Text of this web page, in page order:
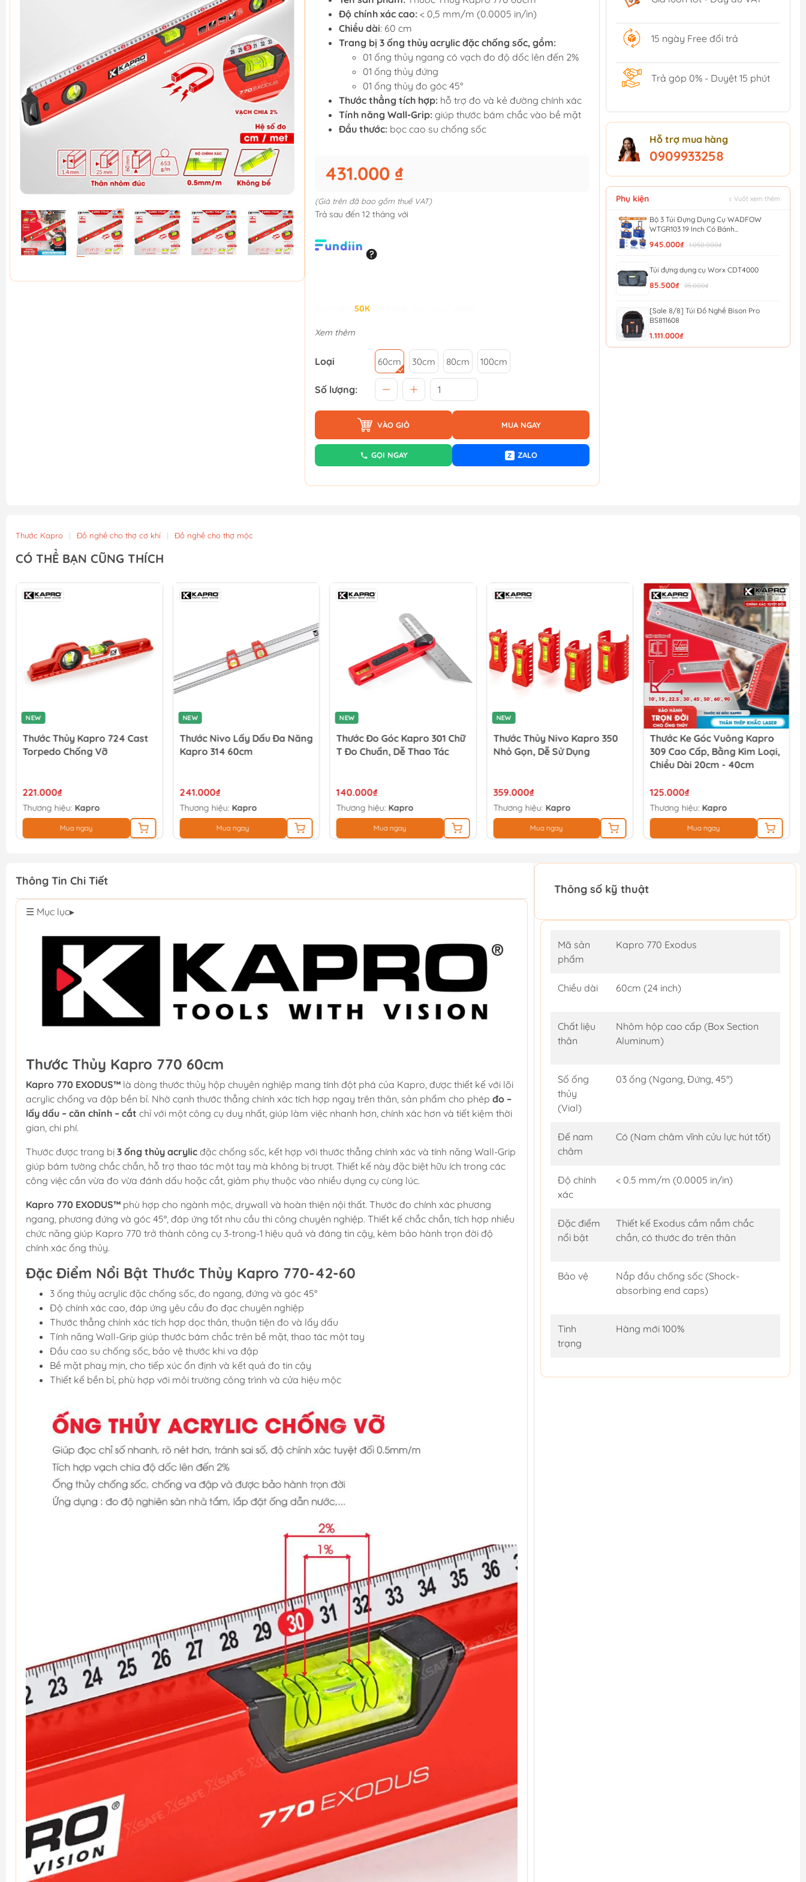
Độ chính xác cao: < 0,5 mm/m (0.0005 in/in)
Chiều dài: 60 cm
Trang bị 3 ống thủy acrylic đặc chống sốc, gồm:
01 ống thủy ngang có vạch đo độ dốc lên đến 2%
01 ống thủy đứng
01 ống thủy đo góc 45°
Thước thẳng tích hợp: hỗ trợ đo và kẻ đường chính xác
Tính năng Wall-Grip: giúp thước bám chắc vào bề mặt
Đầu thước: bọc cao su chống sốc
431.000 ₫
(Giá trên đã bao gồm thuế VAT)
Trả sau đến 12 tháng với
50K
Xem thêm
Loại 60cm 30cm 80cm 100cm
Số lượng:
VÀO GIỎ MUA NGAY
GỌI NGAY Z ZALO
15 ngày Free đổi trả
Trả góp 0% - Duyệt 15 phút
Hỗ trợ mua hàng
0909933258
Phụ kiện ↕ Vuốt xem thêm
Bộ 3 Túi Đựng Dụng Cụ WADFOW
WTGR103 19 Inch Có Bánh...
945.000₫ 1.050.000₫
Túi đựng dụng cụ Worx CDT4000
85.500₫ 95.000₫
[Sale 8/8] Túi Đồ Nghề Bison Pro
BS811608
1.111.000₫
Thước Kapro | Đồ nghề cho thợ cơ khí | Đồ nghề cho thợ mộc
CÓ THỂ BẠN CŨNG THÍCH
NEW
Thước Thủy Kapro 724 Cast
Torpedo Chống Vỡ
221.000₫
Thương hiệu: Kapro
Mua ngay
NEW
Thước Nivo Lấy Dấu Đa Năng
Kapro 314 60cm
241.000₫
Thương hiệu: Kapro
Mua ngay
NEW
Thước Đo Góc Kapro 301 Chữ
T Đo Chuẩn, Dễ Thao Tác
140.000₫
Thương hiệu: Kapro
Mua ngay
NEW
Thước Thủy Nivo Kapro 350
Nhỏ Gọn, Dễ Sử Dụng
359.000₫
Thương hiệu: Kapro
Mua ngay
Thước Ke Góc Vuông Kapro
309 Cao Cấp, Bằng Kim Loại,
Chiều Dài 20cm - 40cm
125.000₫
Thương hiệu: Kapro
Mua ngay
Thông Tin Chi Tiết
☰ Mục lục▸
Thước Thủy Kapro 770 60cm
Kapro 770 EXODUS™ là dòng thước thủy hộp chuyên nghiệp mang tính đột phá của Kapro, được thiết kế với lõi
acrylic chống va đập bền bỉ. Nhờ cạnh thước thẳng chính xác tích hợp ngay trên thân, sản phẩm cho phép đo –
lấy dấu – căn chỉnh – cắt chỉ với một công cụ duy nhất, giúp làm việc nhanh hơn, chính xác hơn và tiết kiệm thời
gian, chi phí.
Thước được trang bị 3 ống thủy acrylic đặc chống sốc, kết hợp với thước thẳng chính xác và tính năng Wall-Grip
giúp bám tường chắc chắn, hỗ trợ thao tác một tay mà không bị trượt. Thiết kế này đặc biệt hữu ích trong các
công việc cần vừa đo vừa đánh dấu hoặc cắt, giảm phụ thuộc vào nhiều dụng cụ cùng lúc.
Kapro 770 EXODUS™ phù hợp cho ngành mộc, drywall và hoàn thiện nội thất. Thước đo chính xác phương
ngang, phương đứng và góc 45°, đáp ứng tốt nhu cầu thi công chuyên nghiệp. Thiết kế chắc chắn, tích hợp nhiều
chức năng giúp Kapro 770 trở thành công cụ 3-trong-1 hiệu quả và đáng tin cậy, kèm bảo hành trọn đời độ
chính xác ống thủy.
Đặc Điểm Nổi Bật Thước Thủy Kapro 770-42-60
3 ống thủy acrylic đặc chống sốc, đo ngang, đứng và góc 45°
Độ chính xác cao, đáp ứng yêu cầu đo đạc chuyên nghiệp
Thước thẳng chính xác tích hợp dọc thân, thuận tiện đo và lấy dấu
Tính năng Wall-Grip giúp thước bám chắc trên bề mặt, thao tác một tay
Đầu cao su chống sốc, bảo vệ thước khi va đập
Bề mặt phay mịn, cho tiếp xúc ổn định và kết quả đo tin cậy
Thiết kế bền bỉ, phù hợp với môi trường công trình và cửa hiệu mộc
Thông số kỹ thuật
Mã sản
phẩm
Kapro 770 Exodus
Chiều dài 60cm (24 inch)
Chất liệu
thân
Nhôm hộp cao cấp (Box Section
Aluminum)
Số ống
thủy
(Vial)
03 ống (Ngang, Đứng, 45°)
Đế nam
châm
Có (Nam châm vĩnh cửu lực hút tốt)
Độ chính
xác
< 0.5 mm/m (0.0005 in/in)
Đặc điểm
nổi bật
Thiết kế Exodus cầm nắm chắc
chắn, có thước đo trên thân
Bảo vệ
Nắp đầu chống sốc (Shock-
absorbing end caps)
Tình
trạng
Hàng mới 100%